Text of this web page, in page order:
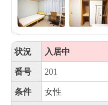
状況 入居中
番号 201
条件 女性